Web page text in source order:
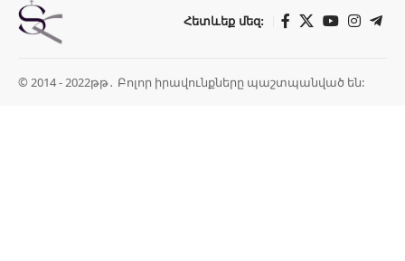
Հետևեք մեզ:
© 2014 - 2022թթ․ Բոլոր իրավունքները պաշտպանված են: